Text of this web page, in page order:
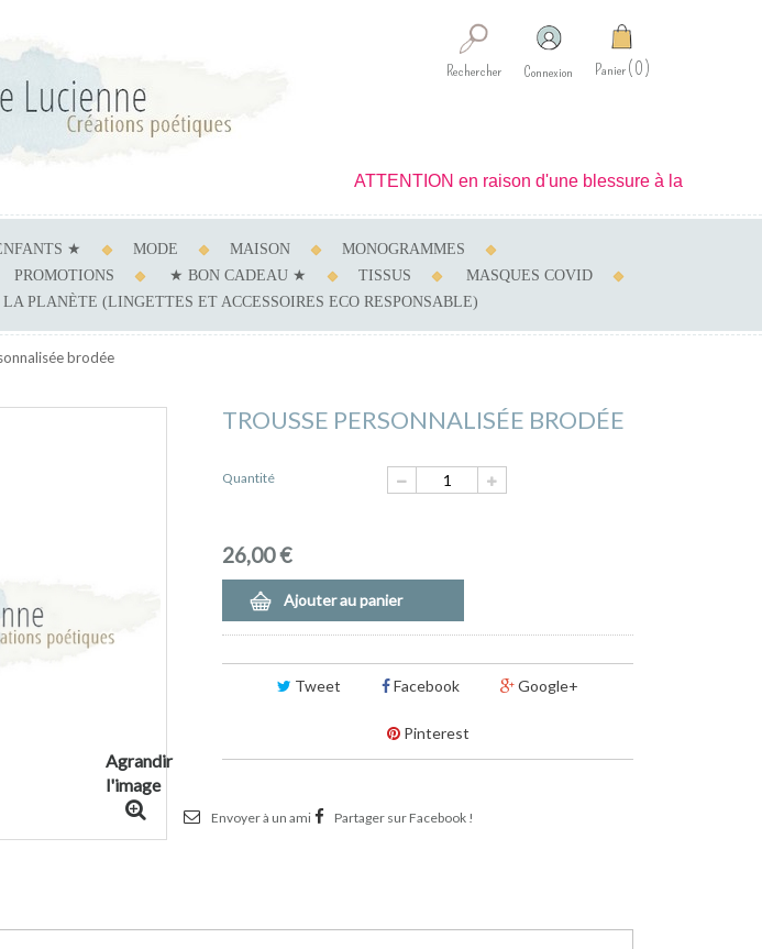
Panier 0
Connexion
Rechercher
★ MODE MAISON
MONOGRAMMES
PROMOTIONS ★ BON CADEAU ★ TISSUS
MASQUES COVID
PLANÈTE (LINGETTES ET ACCESSOIRES ECO RESPONSABLE)
ATTENTION en raison d'une blessure à la main je ne
brodée
Agrandir
l'image
TROUSSE PERSONNALISÉE BRODÉE
Quantité
26,00 €
Ajouter au panier
Tweet Facebook Google+
Pinterest
Envoyer à un ami Partager sur Facebook !